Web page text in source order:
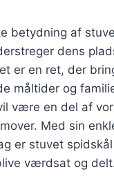
betydning af
dens
er en ret, der
måltider og
være en del af
Med sin
er stuvet
værdsat og